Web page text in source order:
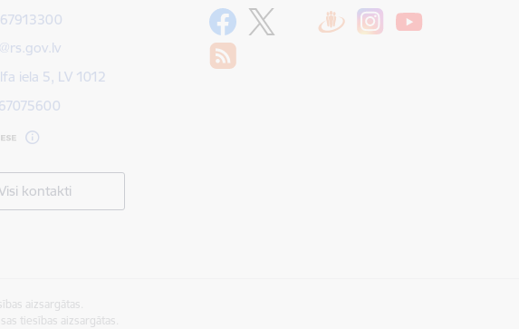
iela 5, LV 1012
kontakti
aizsargātas.
tiesības aizsargātas.